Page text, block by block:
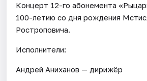
Концерт 12-го абонемента
100-летию со дня рождения
Ростроповича.
Исполнители:
Андрей Аниханов — дирижёр